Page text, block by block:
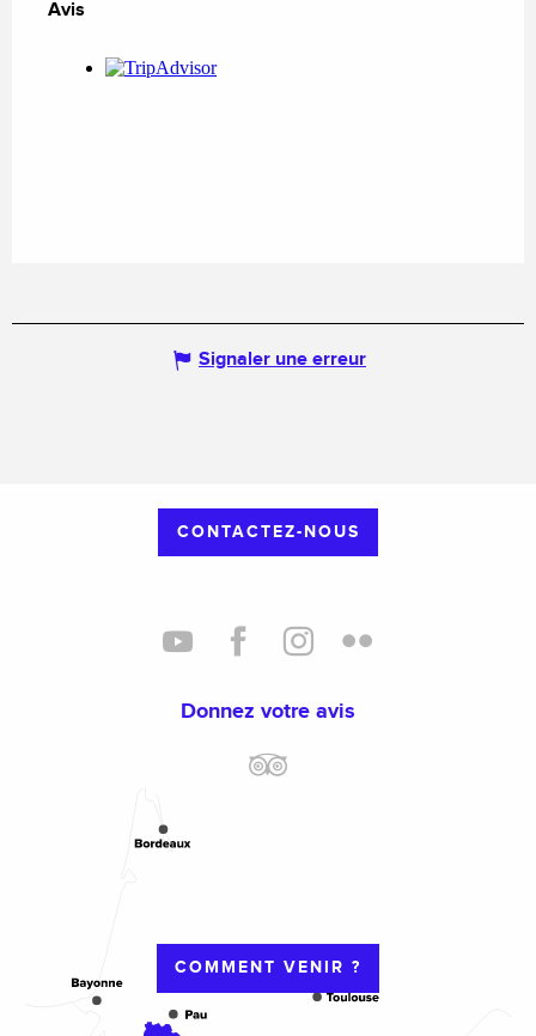
Avis
Avis
Signaler une erreur
CONTACTEZ-NOUS
Donnez votre avis
COMMENT VENIR ?